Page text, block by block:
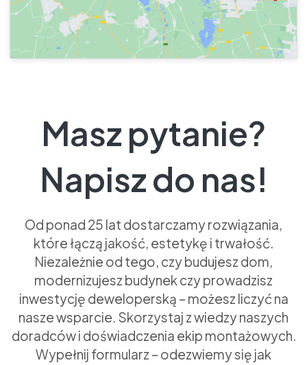
Masz pytanie?
Napisz do nas!
Od ponad 25 lat dostarczamy rozwiązania,
które łączą jakość, estetykę i trwałość.
Niezależnie od tego, czy budujesz dom,
modernizujesz budynek czy prowadzisz
inwestycję deweloperską – możesz liczyć na
nasze wsparcie. Skorzystaj z wiedzy naszych
doradców i doświadczenia ekip montażowych.
Wypełnij formularz – odezwiemy się jak